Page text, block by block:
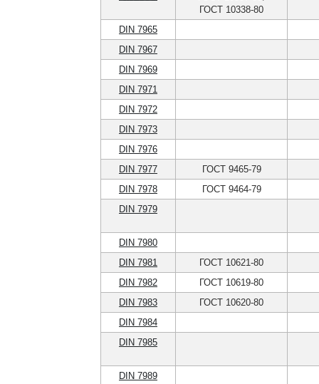
ГОСТ 10338-80
DIN 7965
DIN 7967
DIN 7969
DIN 7971
DIN 7972
DIN 7973
DIN 7976
DIN 7977
ГОСТ 9465-79
DIN 7978
ГОСТ 9464-79
DIN 7979
DIN 7980
DIN 7981
ГОСТ 10621-80
DIN 7982
ГОСТ 10619-80
DIN 7983
ГОСТ 10620-80
DIN 7984
DIN 7985
DIN 7989